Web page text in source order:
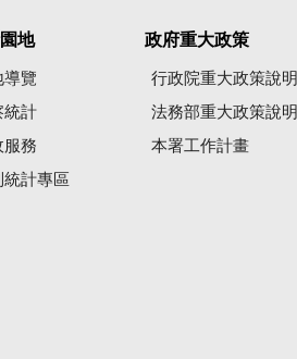
地
導覽
統計
服務
統計專區
政府重大政策
行政院重大政策說明
法務部重大政策說明
本署工作計畫